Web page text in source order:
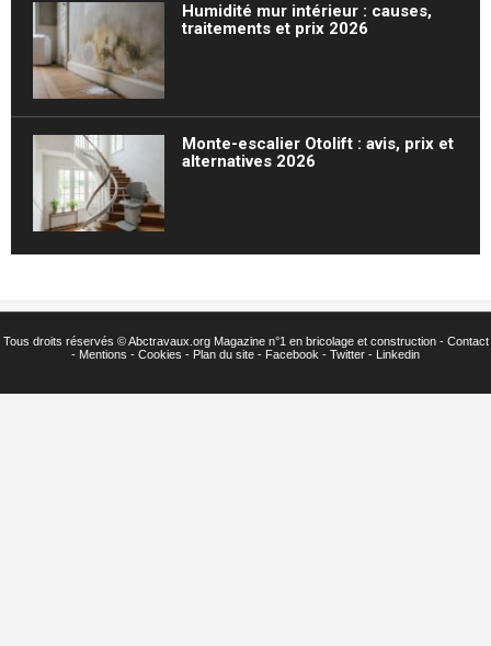
Humidité mur intérieur : causes,
traitements et prix 2026
Monte-escalier Otolift : avis, prix et
alternatives 2026
Tous droits réservés ©Abctravaux.org Magazine n°1 en bricolage et construction - Contact
- Mentions - Cookies - Plan du site - Facebook - Twitter - Linkedin